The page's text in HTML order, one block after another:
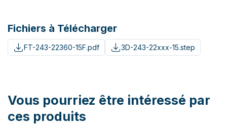
Fichiers à Télécharger
FT-243-22360-15F.pdf 3D-243-22xxx-15.step
Vous pourriez être intéressé par
ces produits